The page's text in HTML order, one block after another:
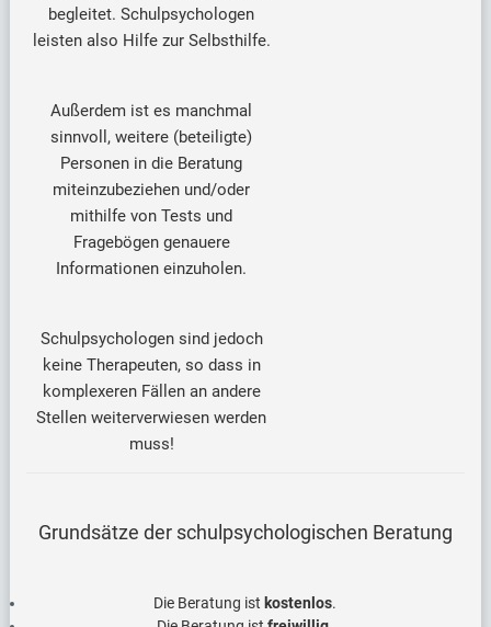
begleitet. Schulpsychologen
leisten also Hilfe zur Selbsthilfe.
Außerdem ist es manchmal
sinnvoll, weitere (beteiligte)
Personen in die Beratung
miteinzubeziehen und/oder
mithilfe von Tests und
Fragebögen genauere
Informationen einzuholen.
Schulpsychologen sind jedoch
keine Therapeuten, so dass in
komplexeren Fällen an andere
Stellen weiterverwiesen werden
muss!
Grundsätze der schulpsychologischen Beratung
Die Beratung ist kostenlos.